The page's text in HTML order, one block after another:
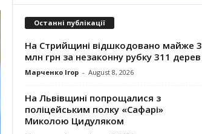
Останні публікації
На Стрийщині відшкодовано майже 3
млн грн за незаконну рубку 311 дерев
Марченко Ігор - August 8, 2026
На Львівщині попрощалися з
поліцейським полку «Сафарі»
Миколою Цидуляком